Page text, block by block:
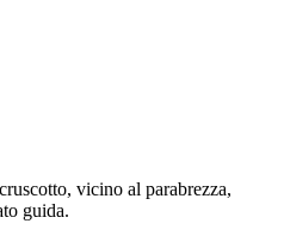
vicino al parabrezza,
guida.